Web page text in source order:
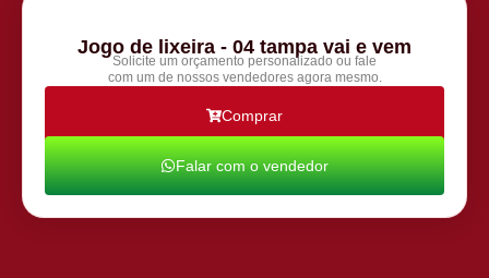
Jogo de lixeira - 04 tampa vai e vem
Solicite um orçamento personalizado ou fale
com um de nossos vendedores agora mesmo.
Comprar
Falar com o vendedor